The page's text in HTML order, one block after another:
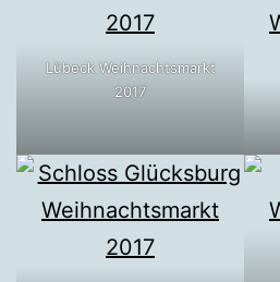
Lübeck Weihnachtsmarkt
2017